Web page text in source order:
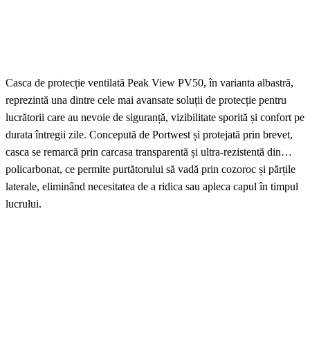
Casca de protecție ventilată Peak View PV50, în varianta albastră,
reprezintă una dintre cele mai avansate soluții de protecție pentru
lucrătorii care au nevoie de siguranță, vizibilitate sporită și confort pe
durata întregii zile. Concepută de Portwest și protejată prin brevet,
casca se remarcă prin carcasa transparentă și ultra-rezistentă din
policarbonat, ce permite purtătorului să vadă prin cozoroc și părțile
laterale, eliminând necesitatea de a ridica sau apleca capul în timpul
lucrului.